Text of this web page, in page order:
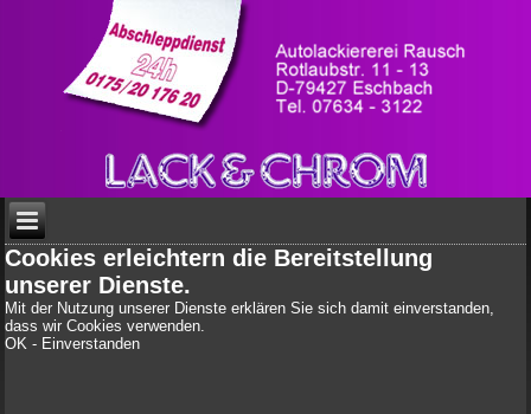
Cookies erleichtern die Bereitstellung
unserer Dienste.
Mit der Nutzung unserer Dienste erklären Sie sich damit einverstanden,
dass wir Cookies verwenden.
OK - Einverstanden